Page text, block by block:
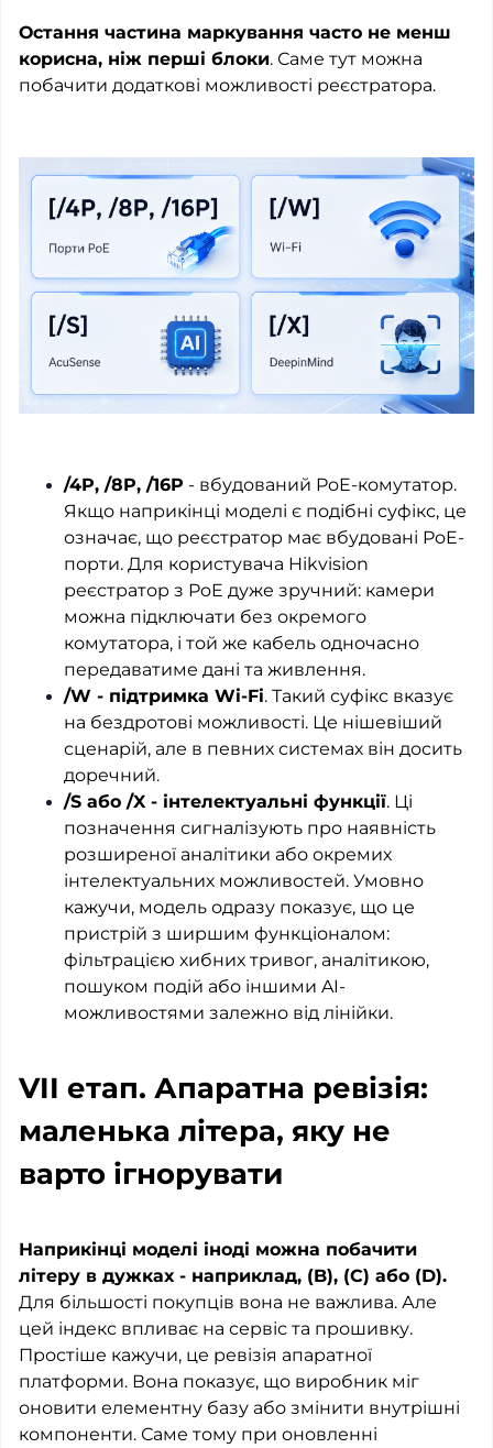
Остання частина маркування часто не менш
корисна, ніж перші блоки. Саме тут можна
побачити додаткові можливості реєстратора.
/4P, /8P, /16P - вбудований PoE-комутатор.
Якщо наприкінці моделі є подібні суфікс, це
означає, що реєстратор має вбудовані PoE-
порти. Для користувача Hikvision
реєстратор з PoE дуже зручний: камери
можна підключати без окремого
комутатора, і той же кабель одночасно
передаватиме дані та живлення.
/W - підтримка Wi-Fi. Такий суфікс вказує
на бездротові можливості. Це нішевіший
сценарій, але в певних системах він досить
доречний.
/S або /X - інтелектуальні функції. Ці
позначення сигналізують про наявність
розширеної аналітики або окремих
інтелектуальних можливостей. Умовно
кажучи, модель одразу показує, що це
пристрій з ширшим функціоналом:
фільтрацією хибних тривог, аналітикою,
пошуком подій або іншими AI-
можливостями залежно від лінійки.
VII етап. Апаратна ревізія:
маленька літера, яку не
варто ігнорувати
Наприкінці моделі іноді можна побачити
літеру в дужках - наприклад, (B), (C) або (D).
Для більшості покупців вона не важлива. Але
цей індекс впливає на сервіс та прошивку.
Простіше кажучи, це ревізія апаратної
платформи. Вона показує, що виробник міг
оновити елементну базу або змінити внутрішні
компоненти. Саме тому при оновленні